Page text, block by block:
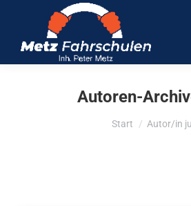
Autoren-
Sie befinden
Start Autor/in